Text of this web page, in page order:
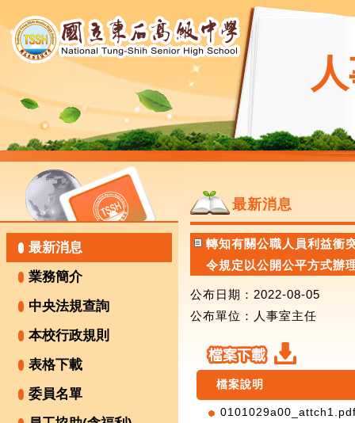
最新消息
業務簡介
中央法規查詢
本校行政規則
表格下載
委員名單
最新消息
轉知有關公職人員利益衝
令規定以公開公平方式辦
公布日期：2022-08-05
公布單位 ：人事室主任
檔案說明